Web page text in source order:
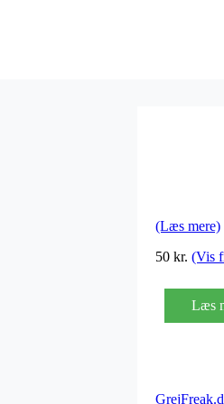
(Læs mere)
50 kr. (Vis
Læs